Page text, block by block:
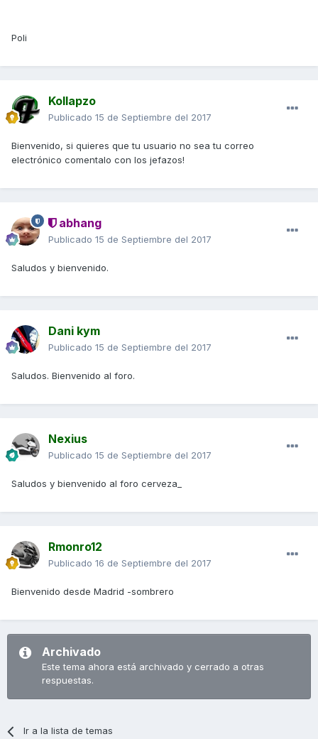
Poli
Kollapzo
Publicado 15 de Septiembre del 2017
Bienvenido, si quieres que tu usuario no sea tu correo
electrónico comentalo con los jefazos!
abhang
Publicado 15 de Septiembre del 2017
Saludos y bienvenido.
Dani kym
Publicado 15 de Septiembre del 2017
Saludos. Bienvenido al foro.
Nexius
Publicado 15 de Septiembre del 2017
Saludos y bienvenido al foro cerveza_
Rmonro12
Publicado 16 de Septiembre del 2017
Bienvenido desde Madrid -sombrero
Archivado
Este tema ahora está archivado y cerrado a otras
respuestas.
Ir a la lista de temas